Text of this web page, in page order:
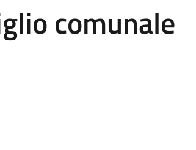
comunale